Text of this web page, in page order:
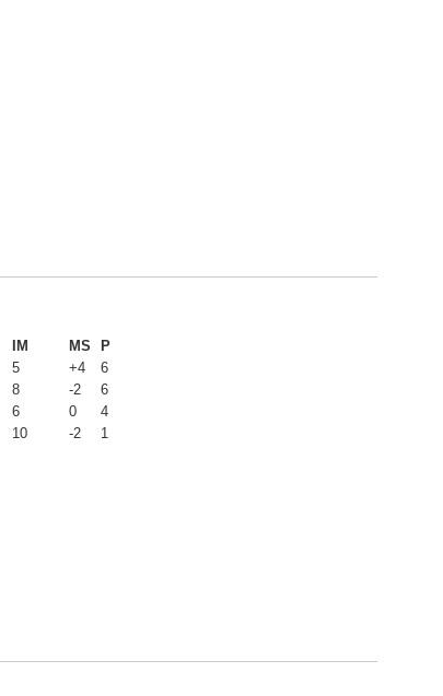
IM MS
P
5 +4
6
8 -2
6
6 0
4
10 -2 1